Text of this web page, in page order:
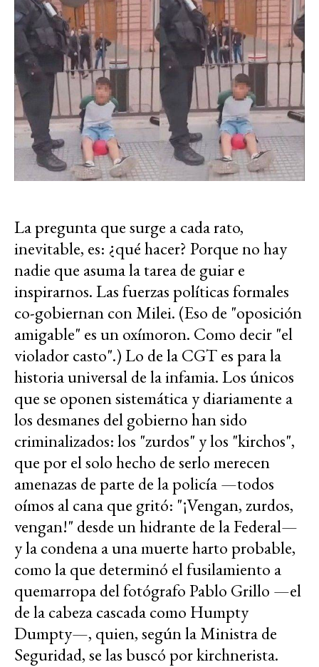
La pregunta que surge a cada rato,
inevitable, es: ¿qué hacer? Porque no hay
nadie que asuma la tarea de guiar e
inspirarnos. Las fuerzas políticas formales
co-gobiernan con Milei. (Eso de "oposición
amigable" es un oxímoron. Como decir "el
violador casto".) Lo de la CGT es para la
historia universal de la infamia. Los únicos
que se oponen sistemática y diariamente a
los desmanes del gobierno han sido
criminalizados: los "zurdos" y los "kirchos",
que por el solo hecho de serlo merecen
amenazas de parte de la policía —todos
oímos al cana que gritó: "¡Vengan, zurdos,
vengan!" desde un hidrante de la Federal—
y la condena a una muerte harto probable,
como la que determinó el fusilamiento a
quemarropa del fotógrafo Pablo Grillo —el
de la cabeza cascada como Humpty
Dumpty—, quien, según la Ministra de
Seguridad, se las buscó por kirchnerista.